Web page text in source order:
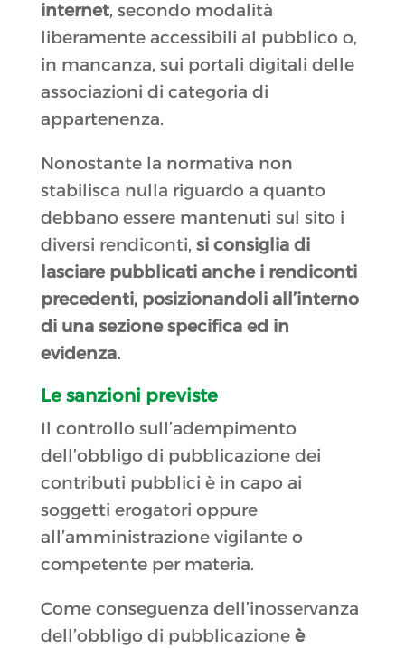
internet, secondo modalità
liberamente accessibili al pubblico o,
in mancanza, sui portali digitali delle
associazioni di categoria di
appartenenza.
Nonostante la normativa non
stabilisca nulla riguardo a quanto
debbano essere mantenuti sul sito i
diversi rendiconti, si consiglia di
lasciare pubblicati anche i rendiconti
precedenti, posizionandoli all’interno
di una sezione specifica ed in
evidenza.
Le sanzioni previste
Il controllo sull’adempimento
dell’obbligo di pubblicazione dei
contributi pubblici è in capo ai
soggetti erogatori oppure
all’amministrazione vigilante o
competente per materia.
Come conseguenza dell’inosservanza
dell’obbligo di pubblicazione è